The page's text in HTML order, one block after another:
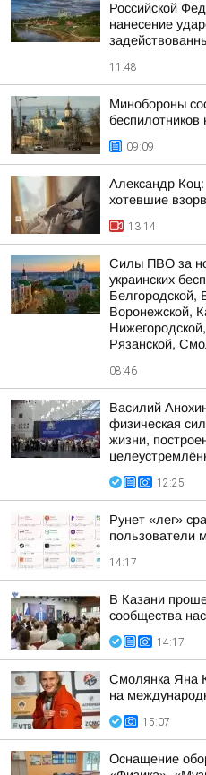
Российской
нанесение
11:48
Минобороны
беспилотников
09:09
Александр
хотевшие
13:14
Силы ПВО за
украинских
Белгородской,
Воронежской,
Рязанской,
08:46
Василий
физическая
жизни,
12:25
Рунет «лег»
пользователи
14:17
В Казани
сообщества
14:17
Смолянка Яна
на
15:07
Оснащение